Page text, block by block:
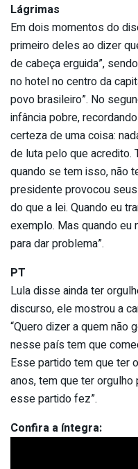
Lágrimas
Em dois momentos do
primeiro deles ao dizer
de cabeça erguida”,
no hotel no centro da
povo brasileiro”. No
infância pobre,
certeza de uma coisa:
de luta pelo que acredito.
quando se tem isso, não
presidente provocou
do que a lei. Quando eu
exemplo. Mas quando eu
para dar problema”.
PT
Lula disse ainda ter
discurso, ele mostrou a
“Quero dizer a quem não
nesse país tem que
Esse partido tem que ter
anos, tem que ter
esse partido fez”.
Confira a íntegra: